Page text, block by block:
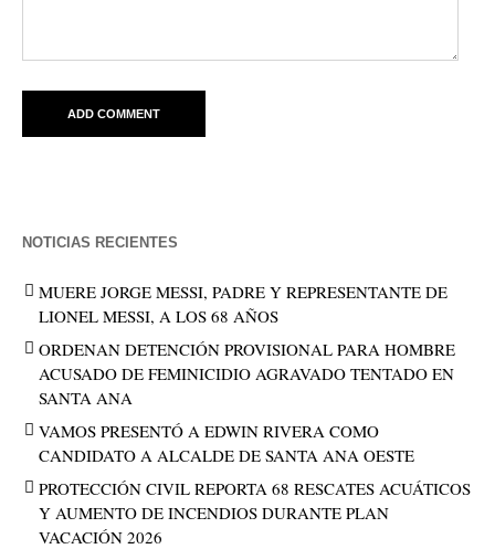
NOTICIAS RECIENTES
MUERE JORGE MESSI, PADRE Y REPRESENTANTE DE
LIONEL MESSI, A LOS 68 AÑOS
ORDENAN DETENCIÓN PROVISIONAL PARA HOMBRE
ACUSADO DE FEMINICIDIO AGRAVADO TENTADO EN
SANTA ANA
VAMOS PRESENTÓ A EDWIN RIVERA COMO
CANDIDATO A ALCALDE DE SANTA ANA OESTE
PROTECCIÓN CIVIL REPORTA 68 RESCATES ACUÁTICOS
Y AUMENTO DE INCENDIOS DURANTE PLAN
VACACIÓN 2026